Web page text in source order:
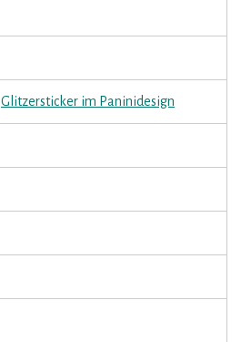
Glitzersticker im Paninidesign